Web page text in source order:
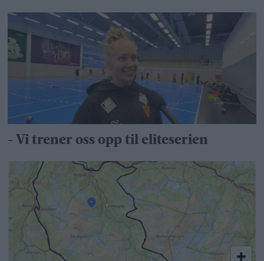
- Vi trener oss opp til eliteserien